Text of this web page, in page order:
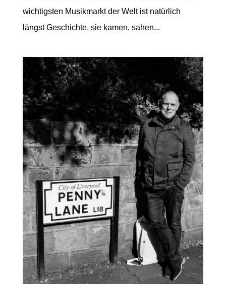
wichtigsten Musikmarkt der Welt ist natürlich
längst Geschichte, sie kamen, sahen...